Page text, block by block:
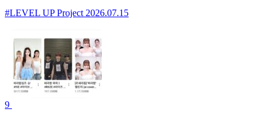
#LEVEL UP Project 2026.07.15
9